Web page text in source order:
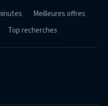
Meilleures offres
Top recherches